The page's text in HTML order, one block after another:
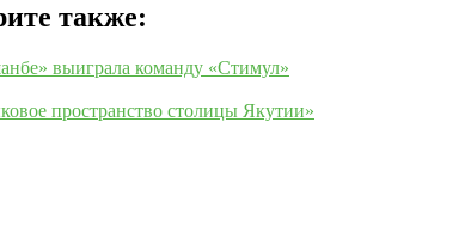
также:
выиграла команду «Стимул»
пространство столицы Якутии»